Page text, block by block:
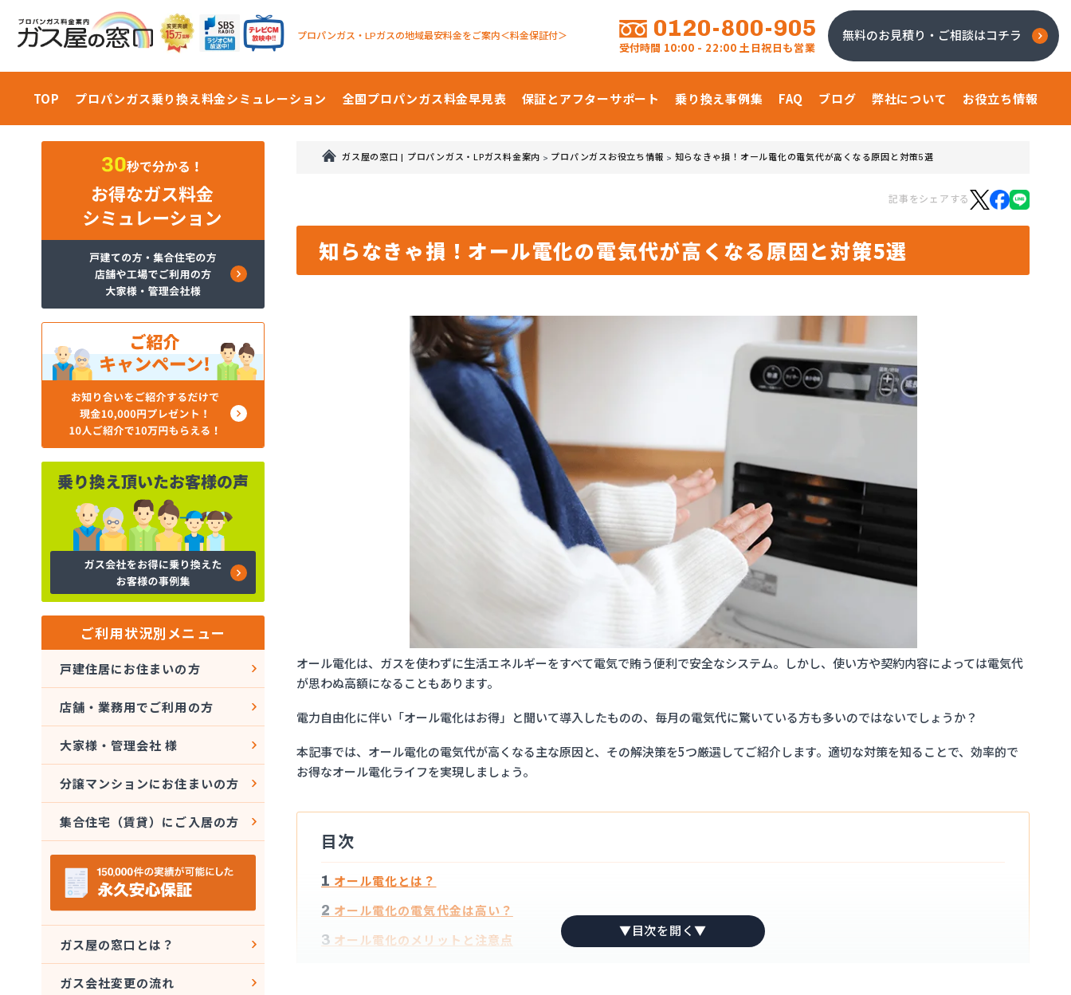
プロパンガス・LPガスの地域最安料金をご案内＜料金保証付＞ 0120-800-905
受付時間 10:00 - 22:00 土日祝日も営業
無料のお見積り・ご相談はコチラ
TOP プロパンガス乗り換え料金シミュレーション 全国プロパンガス料金早見表 保証とアフターサポート 乗り換え事例集 FAQ ブログ 弊社について お役立ち情報
ガス屋の窓口 | プロパンガス・LPガス料金案内 > プロパンガスお役立ち情報 > 知らなきゃ損！オール電化の電気代が高くなる原因と対策5選
記事をシェアする
知らなきゃ損！オール電化の電気代が高くなる原因と対策5選
オール電化は、ガスを使わずに生活エネルギーをすべて電気で賄う便利で安全なシステム。しかし、使い方や契約内容によっては電気代
が思わぬ高額になることもあります。
電力自由化に伴い「オール電化はお得」と聞いて導入したものの、毎月の電気代に驚いている方も多いのではないでしょうか？
本記事では、オール電化の電気代が高くなる主な原因と、その解決策を5つ厳選してご紹介します。適切な対策を知ることで、効率的で
お得なオール電化ライフを実現しましょう。
目次
1 オール電化とは？
2 オール電化の電気代金は高い？
3 オール電化のメリットと注意点
ご利用状況別メニュー
戸建住居にお住まいの方
店舗・業務用でご利用の方
大家様・管理会社 様
分譲マンションにお住まいの方
集合住宅（賃貸）にご入居の方
ガス屋の窓口とは？
ガス会社変更の流れ